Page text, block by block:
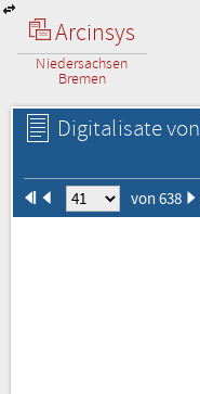
Arcinsys
Niedersachsen
Bremen
Digitalisate
von 638